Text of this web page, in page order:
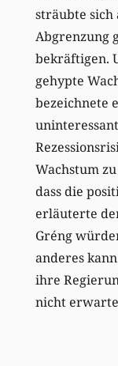
sträubte sich
Abgrenzung
bekräftigen.
gehypte
bezeichnete
Wachstum
dass die
erläuterte
Gréng
anderes
ihre
nicht